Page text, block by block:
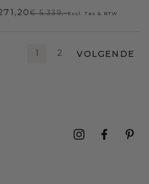
€ 5.339,-Excl. Tax & BTW
1 2 VOLGENDE